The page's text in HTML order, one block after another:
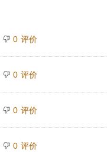
0 评价
0 评价
0 评价
0 评价